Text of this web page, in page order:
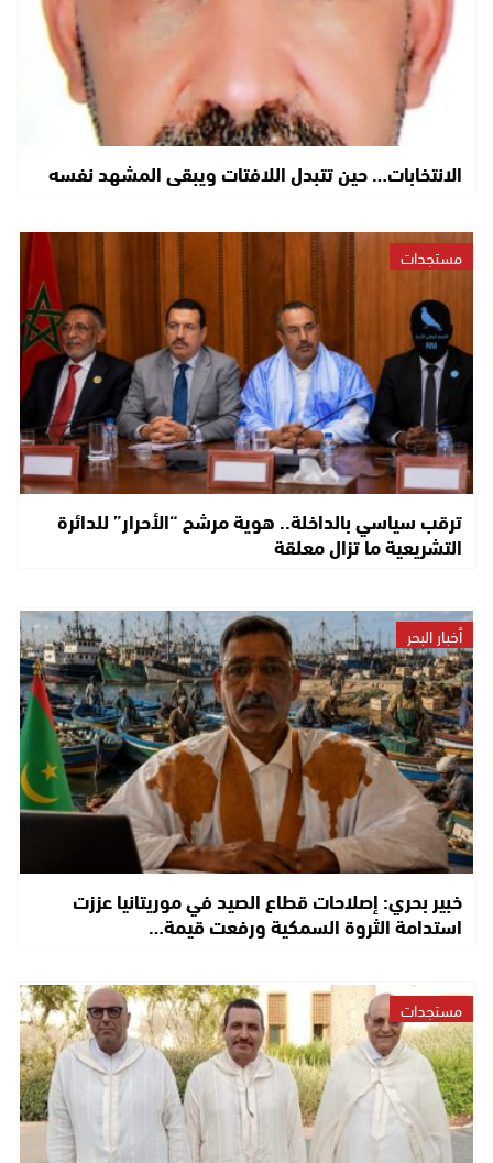
الانتخابات… حين تتبدل اللافتات ويبقى المشهد نفسه
مستجدات
ترقب سياسي بالداخلة.. هوية مرشح “الأحرار” للدائرة
التشريعية ما تزال معلقة
أخبار البحر
خبير بحري: إصلاحات قطاع الصيد في موريتانيا عززت
استدامة الثروة السمكية ورفعت قيمة…
مستجدات